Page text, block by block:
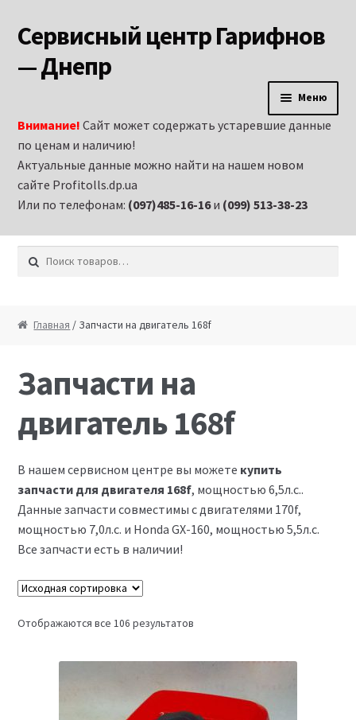
Перейти к навигации
Перейти к содержимому
Сервисный центр Гарифнов
— Днепр
Меню
Аренда строительного оборудования и
электроинструмента в Днепропетровске
Витрина
Запчасти на бензиновые двигатели
Запчасти на мотоблоки
Запчасти на мотопомпы
Внимание! Сайт может содержать устаревшие данные
по ценам и наличию!
Актуальные данные можно найти на нашем новом
сайте Profitolls.dp.ua
Или по телефонам: (097)485-16-16и (099) 513-38-23
Искать:
Главная / Запчасти на двигатель 168f
Запчасти на
двигатель 168f
В нашем сервисном центре вы можете купить
запчасти для двигателя 168f, мощностью 6,5л.с..
Данные запчасти совместимы с двигателями 170f,
мощностью 7,0л.с. и Honda GX-160, мощностью 5,5л.с.
Все запчасти есть в наличии!
Отображаются все 106 результатов